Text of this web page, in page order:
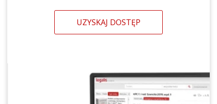
UZYSKAJ DOSTĘP